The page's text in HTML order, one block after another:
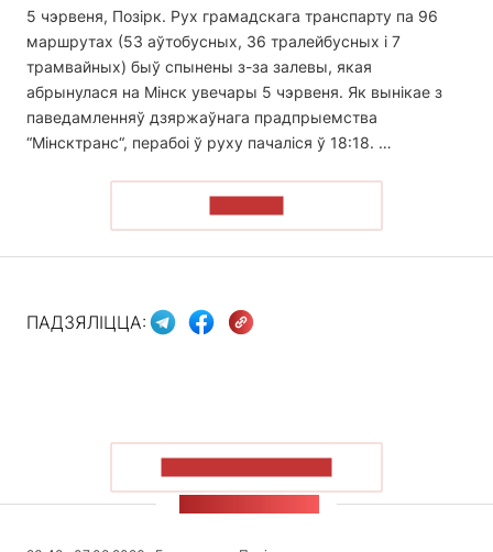
5 чэрвеня, Позірк. Рух грамадскага транспарту па 96
маршрутах (53 аўтобусных, 36 тралейбусных і 7
трамвайных) быў спынены з-за залевы, якая
абрынулася на Мінск увечары 5 чэрвеня. Як вынікае з
паведамленняў дзяржаўнага прадпрыемства
“Мінсктранс“, перабоі ў руху пачаліся ў 18:18. …
ПАДЗЯЛІЦЦА: